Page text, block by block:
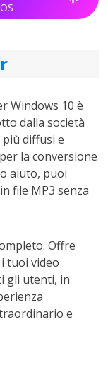
Windows 10 è
dalla società
diffusi e
la conversione
aiuto, puoi
file MP3 senza
Offre
tuoi video
gli utenti, in
e